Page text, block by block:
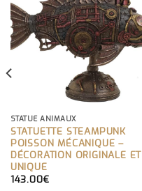
STATUE ANIMAUX
STATUETTE STEAMPUNK
POISSON MÉCANIQUE –
DÉCORATION ORIGINALE ET
UNIQUE
143.00€